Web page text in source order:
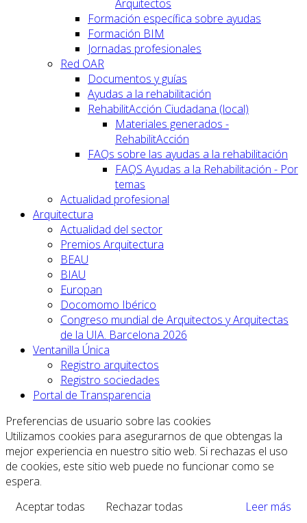
Arquitectos
Formación específica sobre ayudas
Formación BIM
Jornadas profesionales
Red OAR
Documentos y guías
Ayudas a la rehabilitación
RehabilitAcción Ciudadana (local)
Materiales generados -
RehabilitAcción
FAQs sobre las ayudas a la rehabilitación
FAQS Ayudas a la Rehabilitación - Por
temas
Actualidad profesional
Arquitectura
Actualidad del sector
Premios Arquitectura
BEAU
BIAU
Europan
Docomomo Ibérico
Congreso mundial de Arquitectos y Arquitectas
de la UIA. Barcelona 2026
Ventanilla Única
Registro arquitectos
Registro sociedades
Portal de Transparencia
Preferencias de usuario sobre las cookies
Utilizamos cookies para asegurarnos de que obtengas la
mejor experiencia en nuestro sitio web. Si rechazas el uso
de cookies, este sitio web puede no funcionar como se
espera.
Aceptar todas
Rechazar todas
Leer más